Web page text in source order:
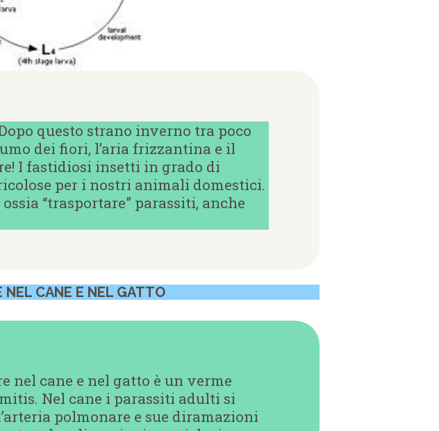
questo strano inverno tra poco
dei fiori, l’aria frizzantina e il
I fastidiosi insetti in grado di
per i nostri animali domestici.
“trasportare” parassiti, anche
NEL CANE E NEL GATTO
nel cane e nel gatto è un verme
Nel cane i parassiti adulti si
polmonare e sue diramazioni